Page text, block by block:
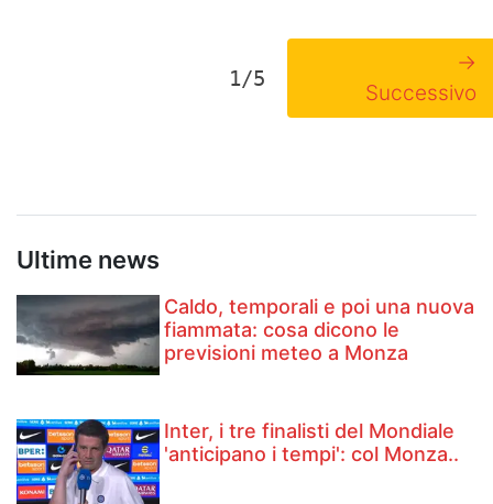
1/5
→
Successivo
Ultime news
Caldo, temporali e poi una nuova
fiammata: cosa dicono le
previsioni meteo a Monza
Inter, i tre finalisti del Mondiale
'anticipano i tempi': col Monza..